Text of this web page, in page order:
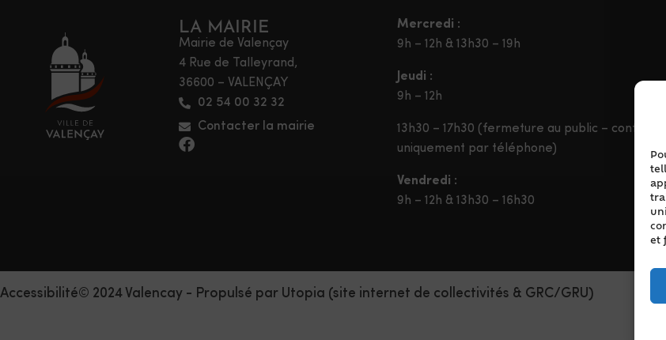
et
LA MAIRIE
Mairie de Valençay
4 Rue de Talleyrand,
36600 – VALENÇAY
02 54 00 32 32
Contacter la mairie
Mercredi :
9h – 12h & 13h30 – 19h
Jeudi :
9h – 12h
13h30 – 17h30 (fermeture au public – contact
uniquement par téléphone)
Vendredi :
9h – 12h & 13h30 – 16h30
Accessibilité© 2024 Valencay - Propulsé par Utopia (site internet de collectivités & GRC/GRU)